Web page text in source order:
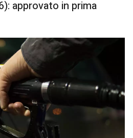
approvato in prima